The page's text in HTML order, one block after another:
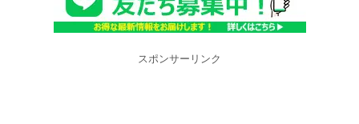
スポンサーリンク